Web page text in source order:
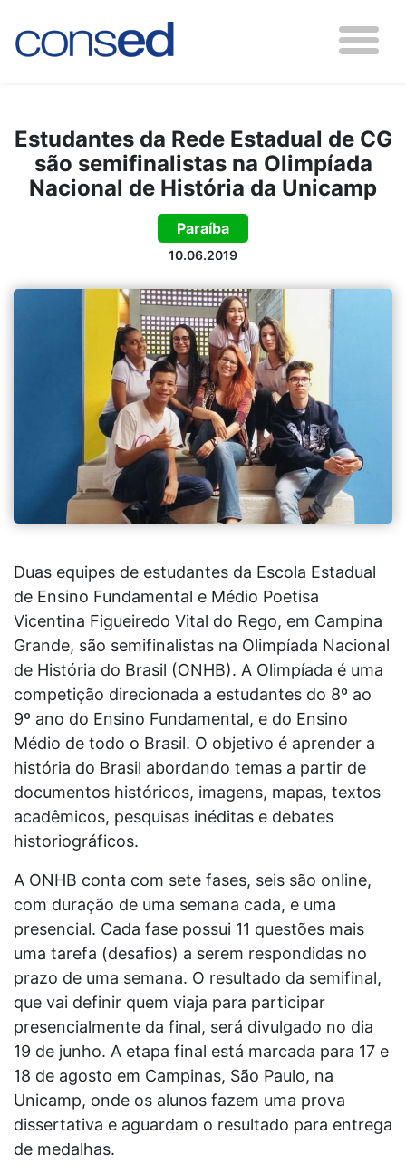
Estudantes da Rede Estadual de CG
são semifinalistas na Olimpíada
Nacional de História da Unicamp
Paraíba
10.06.2019
Duas equipes de estudantes da Escola Estadual
de Ensino Fundamental e Médio Poetisa
Vicentina Figueiredo Vital do Rego, em Campina
Grande, são semifinalistas na Olimpíada Nacional
de História do Brasil (ONHB). A Olimpíada é uma
competição direcionada a estudantes do 8º ao
9º ano do Ensino Fundamental, e do Ensino
Médio de todo o Brasil. O objetivo é aprender a
história do Brasil abordando temas a partir de
documentos históricos, imagens, mapas, textos
acadêmicos, pesquisas inéditas e debates
historiográficos.
A ONHB conta com sete fases, seis são online,
com duração de uma semana cada, e uma
presencial. Cada fase possui 11 questões mais
uma tarefa (desafios) a serem respondidas no
prazo de uma semana. O resultado da semifinal,
que vai definir quem viaja para participar
presencialmente da final, será divulgado no dia
19 de junho. A etapa final está marcada para 17 e
18 de agosto em Campinas, São Paulo, na
Unicamp, onde os alunos fazem uma prova
dissertativa e aguardam o resultado para entrega
de medalhas.